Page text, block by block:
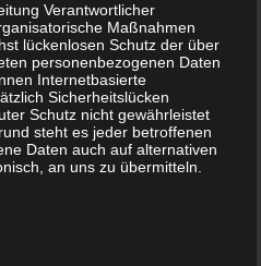
durch „bessere“,
uns möglich, unsere
darauf zu hören.
zu finden und uns von
nicht unsere eigenen
uns wichtig ist. Und –
Verantwortlicher
Maßnahmen
lückenlosen Schutz der über
personenbezogenen Daten
Internetbasierte
Sicherheitslücken
Schutz nicht gewährleistet
steht es jeder betroffenen
Daten auch auf alternativen
an uns zu übermitteln.